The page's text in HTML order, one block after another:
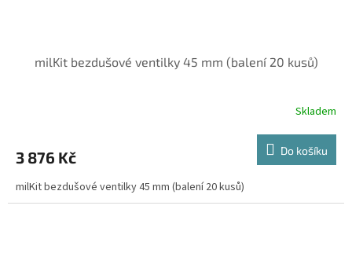
milKit bezdušové ventilky 45 mm (balení 20 kusů)
Skladem
3 876 Kč Do košíku
milKit bezdušové ventilky 45 mm (balení 20 kusů)